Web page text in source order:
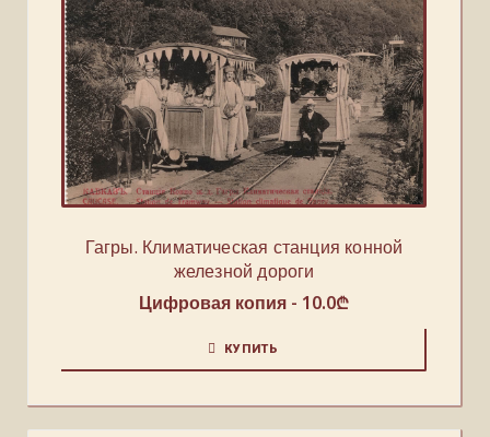
Гагры. Климатическая станция конной
железной дороги
Цифровая копия - 10.0₾
КУПИТЬ